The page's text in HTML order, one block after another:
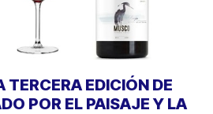
EDICIÓN DE
POR EL PAISAJE Y LA